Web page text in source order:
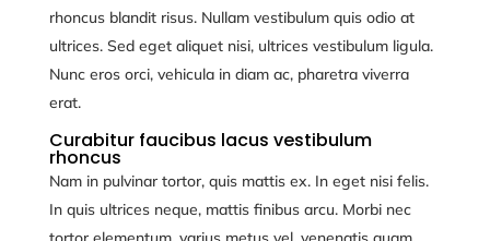
rhoncus blandit risus. Nullam vestibulum quis odio at
ultrices. Sed eget aliquet nisi, ultrices vestibulum ligula.
Nunc eros orci, vehicula in diam ac, pharetra viverra
erat.
Curabitur faucibus lacus vestibulum
rhoncus
Nam in pulvinar tortor, quis mattis ex. In eget nisi felis.
In quis ultrices neque, mattis finibus arcu. Morbi nec